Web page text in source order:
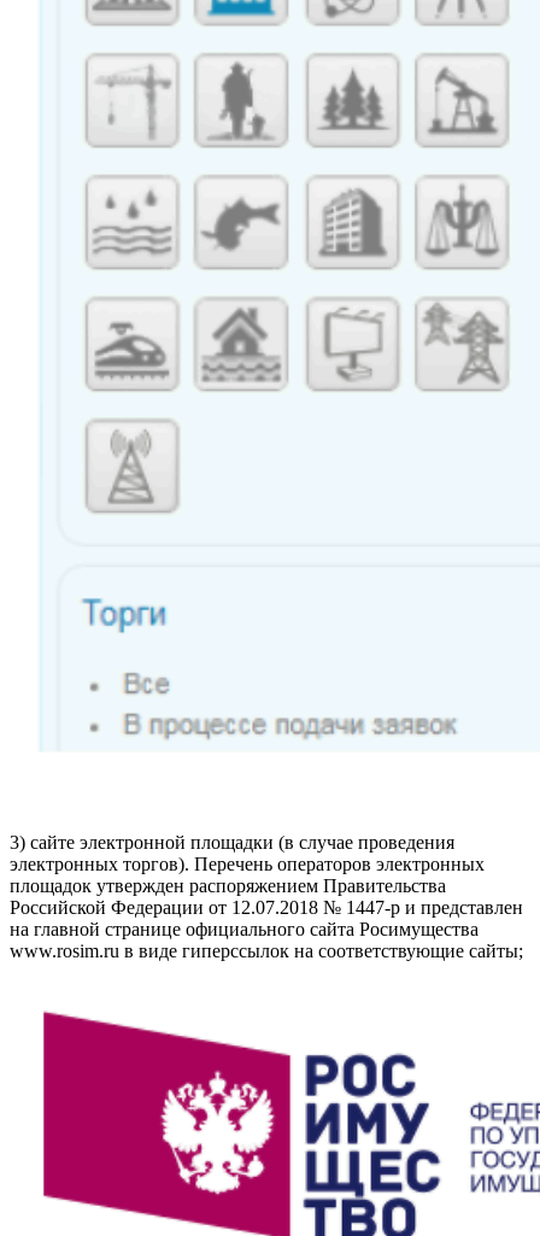
3) сайте электронной площадки (в случае проведения
электронных торгов). Перечень операторов электронных
площадок утвержден распоряжением Правительства
Российской Федерации от 12.07.2018 № 1447-р и представлен
на главной странице официального сайта Росимущества
www.rosim.ru в виде гиперссылок на соответствующие сайты;